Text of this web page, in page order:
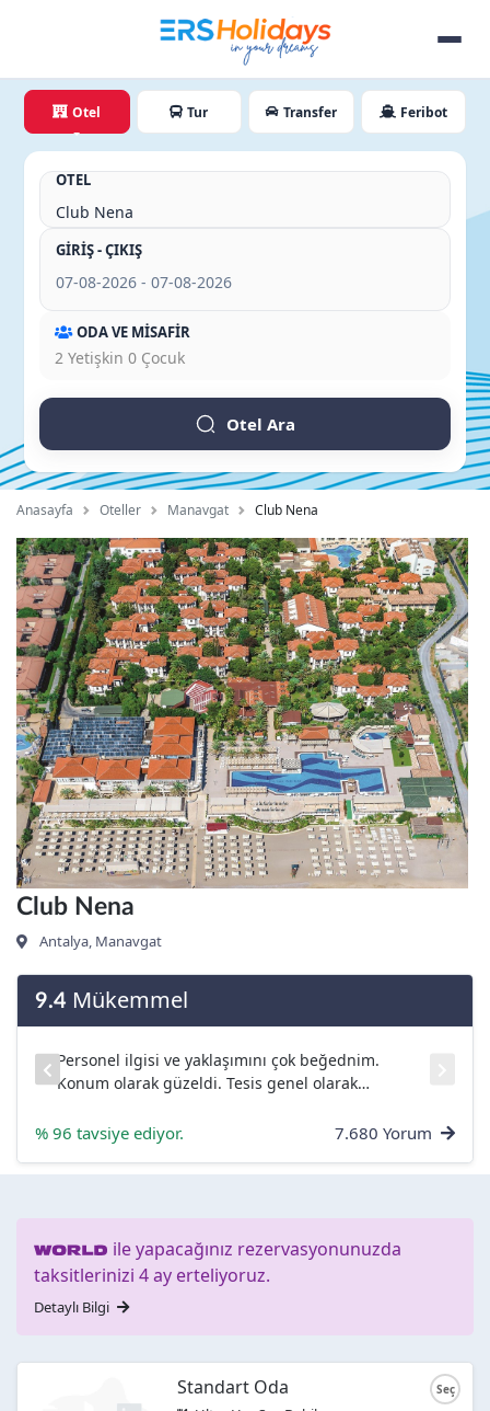
Otel Tur Transfer Feribot
OTEL
GİRİŞ - ÇIKIŞ
ODA VE MİSAFİR
2 Yetişkin 0 Çocuk
Otel Ara
Anasayfa Oteller Manavgat Club Nena
Club Nena
Antalya, Manavgat
9.4 Mükemmel
Personel ilgisi ve yaklaşımını çok beğednim.
Konum olarak güzeldi. Tesis genel olarak
% 96 tavsiye ediyor. 7.680 Yorum
ile yapacağınız rezervasyonunuzda
taksitlerinizi 4 ay erteliyoruz.
Detaylı Bilgi
Standart Oda